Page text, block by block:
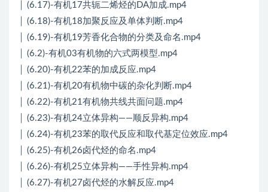
│ (6.17)-有机17共轭二烯烃的DA加成.mp4
│ (6.18)-有机18加聚反应及单体判断.mp4
│ (6.19)-有机19芳香化合物的分类及命名.mp4
│ (6.2)-有机03有机物的六式两模型.mp4
│ (6.20)-有机22苯的加成反应.mp4
│ (6.21)-有机20有机物中碳的杂化判断.mp4
│ (6.22)-有机21有机物共线共面问题.mp4
│ (6.23)-有机24立体异构——顺反异构.mp4
│ (6.24)-有机23苯的取代反应和取代基定位效应.mp4
│ (6.25)-有机26卤代烃的命名.mp4
│ (6.26)-有机25立体异构——手性异构.mp4
│ (6.27)-有机27卤代烃的水解反应.mp4